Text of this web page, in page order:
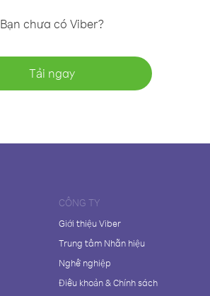
Bạn chưa có Viber?
Tải ngay
CÔNG TY
Giới thiệu Viber
Trung tâm Nhãn hiệu
Nghề nghiệp
Điều khoản & Chính sách